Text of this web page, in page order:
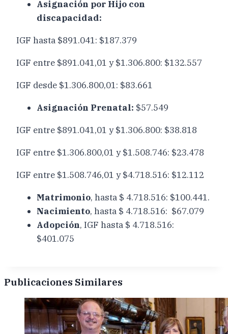
Asignación por Hijo con
discapacidad:
IGF hasta $891.041: $187.379
IGF entre $891.041,01 y $1.306.800: $132.557
IGF desde $1.306.800,01: $83.661
Asignación Prenatal: $57.549
IGF entre $891.041,01 y $1.306.800: $38.818
IGF entre $1.306.800,01 y $1.508.746: $23.478
IGF entre $1.508.746,01 y $4.718.516: $12.112
Matrimonio, hasta $ 4.718.516: $100.441.
Nacimiento, hasta $ 4.718.516: $67.079
Adopción, IGF hasta $ 4.718.516:
$401.075
Publicaciones Similares